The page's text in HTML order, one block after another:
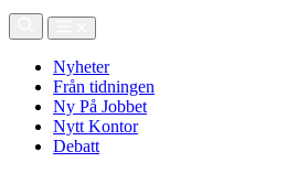
Nyheter
Från tidningen
Ny På Jobbet
Nytt Kontor
Debatt